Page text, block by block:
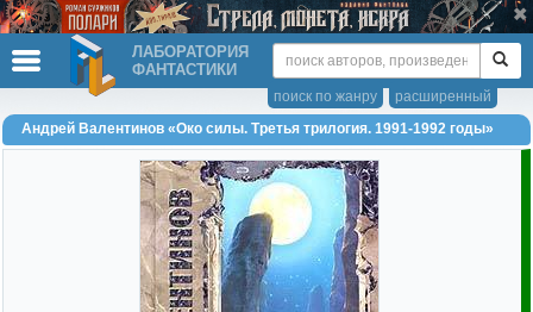
ЛАБОРАТОРИЯ
ФАНТАСТИКИ
расширенный
поиск по жанру
Андрей Валентинов «Око силы. Третья трилогия. 1991-1992 годы»